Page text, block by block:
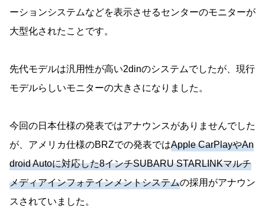
ーションシステムなどを表示させるセンターのモニターが
大型化されたことです。
先代モデルは汎用性が高い2dinのシステムでしたが、現行
モデルらしいモニターの大きさになりました。
今回の日本仕様の発表ではアナウンスがありませんでした
が、アメリカ仕様のBRZでの発表ではApple CarPlayやAn
droid Autoに対応した8インチSUBARU STARLINKマルチ
メディアインフォテインメントシステムの採用がアナウン
スされていました。